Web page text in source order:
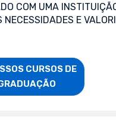
COM UMA
NECESSIDADES E
CURSOS DE
GRADUAÇÃO